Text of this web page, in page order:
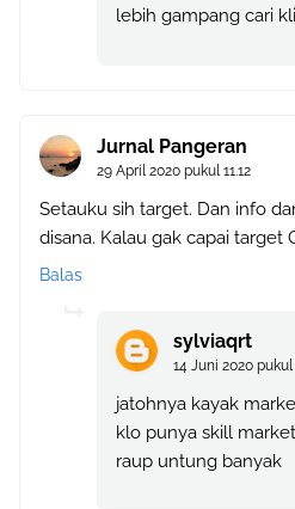
lebih gampang cari
Jurnal Pangeran
29 April 2020 pukul 11.12
Setauku sih target. Dan info
disana. Kalau gak capai target
Balas
sylviaqrt
14 Juni 2020 pukul
jatohnya kayak
klo punya skill
raup untung banyak